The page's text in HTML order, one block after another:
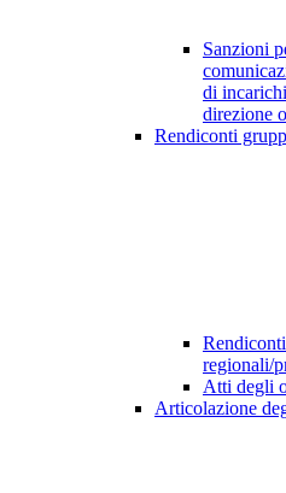
Sanzioni
di
direzione
Rendiconti
regionali/
Atti degli
Articolazione